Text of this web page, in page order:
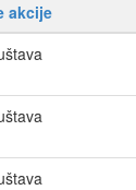
akcije